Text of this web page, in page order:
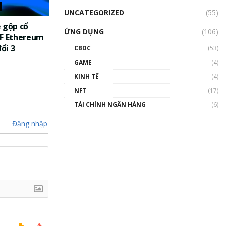
gộp cổ
Ethereum
3
Đăng nhập
UNCATEGORIZED
(55)
ỨNG DỤNG
(106)
CBDC
(53)
GAME
(4)
KINH TẾ
(4)
NFT
(17)
TÀI CHÍNH NGÂN HÀNG
(6)